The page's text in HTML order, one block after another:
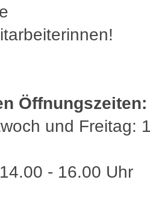
Öffnungszeiten:
und Freitag:
- 16.00 Uhr